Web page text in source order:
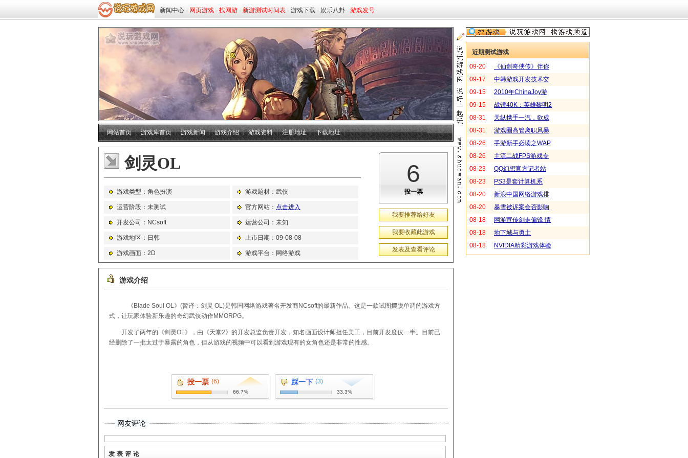
网站首页┊游戏库首页┊游戏新闻┊游戏介绍┊游戏资料┊注册地址┊下载地址┊
剑灵OL
游戏类型：角色扮演 游戏题材：武侠
运营阶段：未测试 官方网站： 点击进入
开发公司：NCsoft 运营公司：未知
游戏地区：日韩 上市日期：09-08-08
游戏画面：2D 游戏平台：网络游戏
6
投一票
我要推荐给好友
我要收藏此游戏
发表及查看评论
游戏介绍
《Blade Soul OL》(暂译：剑灵 OL)是韩国网络游戏著名开发商NCsoft的最新作品。这是一款试图摆脱单调的游戏方
式，让玩家体验新乐趣的奇幻武侠动作MMORPG。
开发了两年的《剑灵OL》，由《天堂2》的开发总监负责开发，知名画面设计师担任美工，目前开发度仅一半。目前已
经删除了一批太过于暴露的角色，但从游戏的视频中可以看到游戏现有的女角色还是非常的性感。
投一票 (6)
66.7%
踩一下 (3)
33.3%
网友评论
发表评论
近期测试游戏
09-20
《仙剑奇侠传》伴你
过寒假
09-17
中韩游戏开发技术交
流会
09-15
2010年ChinaJoy游
戏展
09-15
战锤40K：英雄黎明2
08-31
天纵携手一汽，欲成
行内异业合作的领导者
08-31
游戏圈高管离职风暴
08-26
手游新手必读之WAP
包月
08-26
主流二战FPS游戏专
题
08-23
QQ幻想官方记者站
08-23
PS3是套计算机系
统！索尼官方QA泄漏
08-20
新浪中国网络游戏排
行榜专题第一期
08-20
暴雪被诉案会否影响
WLK审批
08-18
网游宣传剑走偏锋 情
色迷人眼
08-18
地下城与勇士
08-18
NVIDIA精彩游戏体验